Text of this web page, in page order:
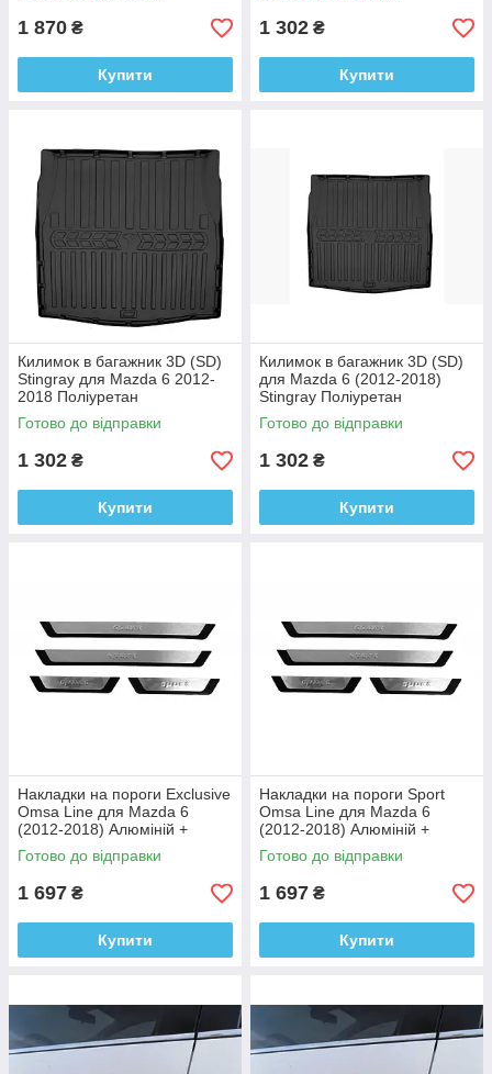
1 870 ₴
Купити
1 302 ₴
Купити
Килимок в багажник 3D (SD)
Stingray для Mazda 6 2012-
2018 Поліуретан
Готово до відправки
1 302 ₴
Купити
Килимок в багажник 3D (SD)
для Mazda 6 (2012-2018)
Stingray Поліуретан
Готово до відправки
1 302 ₴
Купити
Накладки на пороги Exclusive
Omsa Line для Mazda 6
(2012-2018) Алюміній +
пластик (4шт)
Готово до відправки
1 697 ₴
Купити
Накладки на пороги Sport
Omsa Line для Mazda 6
(2012-2018) Алюміній +
пластик (4шт)
Готово до відправки
1 697 ₴
Купити